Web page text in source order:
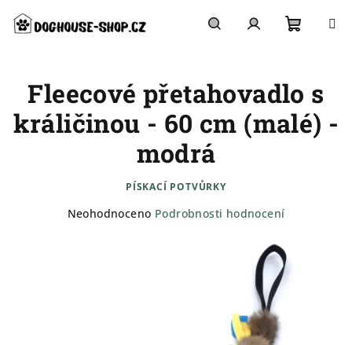
obsah
košík
Fleecové přetahovadlo s
králičinou - 60 cm (malé) -
modrá
PÍSKACÍ POTVŮRKY
Průměrné
Neohodnoceno Podrobnosti hodnocení